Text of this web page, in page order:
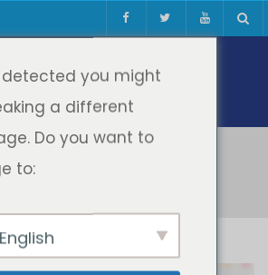
detected you might
a different
Do you want to
to:
English